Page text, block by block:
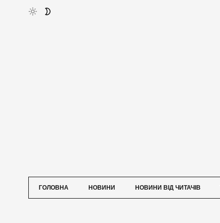
ГОЛОВНА НОВИНИ НОВИНИ ВІД ЧИТАЧІВ